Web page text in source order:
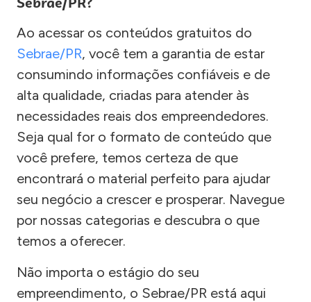
Ao acessar os conteúdos gratuitos do
Sebrae/PR, você tem a garantia de estar
consumindo informações confiáveis e de
alta qualidade, criadas para atender às
necessidades reais dos empreendedores.
Seja qual for o formato de conteúdo que
você prefere, temos certeza de que
encontrará o material perfeito para ajudar
seu negócio a crescer e prosperar. Navegue
por nossas categorias e descubra o que
temos a oferecer.
Não importa o estágio do seu
empreendimento, o Sebrae/PR está aqui